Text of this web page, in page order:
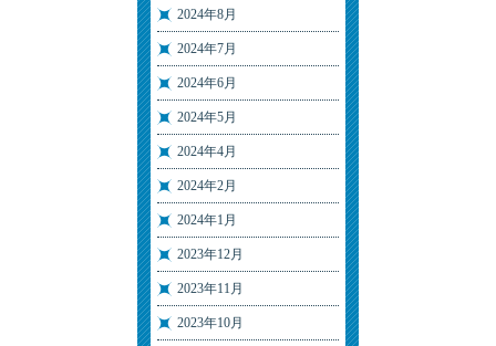
2024年8月
2024年7月
2024年6月
2024年5月
2024年4月
2024年2月
2024年1月
2023年12月
2023年11月
2023年10月